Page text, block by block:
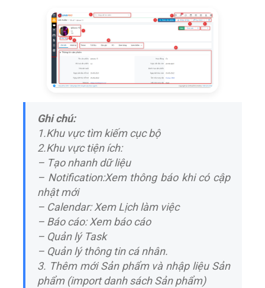
Ghi chú:
1.Khu vực tìm kiếm cục bộ
2.Khu vực tiện ích:
– Tạo nhanh dữ liệu
– Notification:Xem thông báo khi có cập
nhật mới
– Calendar: Xem Lịch làm việc
– Báo cáo: Xem báo cáo
– Quản lý Task
– Quản lý thông tin cá nhân.
3. Thêm mới Sản phẩm và nhập liệu Sản
phẩm (import danh sách Sản phẩm)